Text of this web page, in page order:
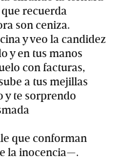
recuerda
son ceniza.
y veo la candidez
y en tus manos
con facturas,
a tus mejillas
y te sorprendo
que conforman
la inocencia—.